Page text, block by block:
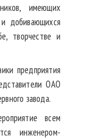
имеющих
добивающихся
творчестве и
предприятия
ОАО
завода.
всем
инженером-